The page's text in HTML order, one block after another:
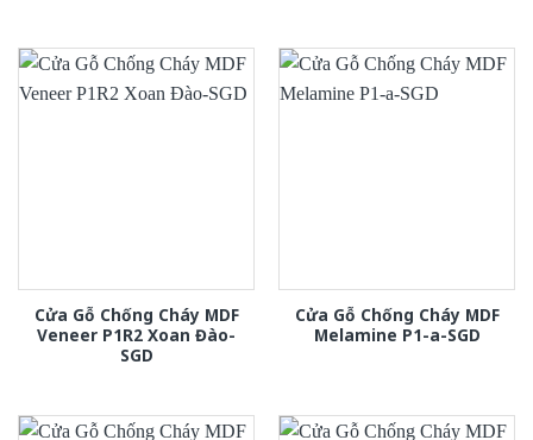
Cửa Gỗ Chống Cháy MDF
Veneer P1R2 Xoan Đào-
SGD
Cửa Gỗ Chống Cháy MDF
Melamine P1-a-SGD